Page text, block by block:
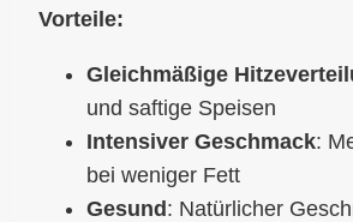
Vorteile:
Gleichmäßige
und saftige Speisen
Intensiver Geschmack:
bei weniger Fett
Gesund: Natürlicher